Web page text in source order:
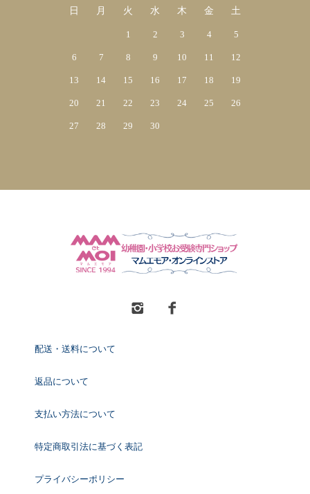
日 月 火 水 木 金 土
1 2 3 4 5
6 7 8 9 10 11 12
13 14 15 16 17 18 19
20 21 22 23 24 25 26
27 28 29 30
配送・送料について
返品について
支払い方法について
特定商取引法に基づく表記
プライバシーポリシー